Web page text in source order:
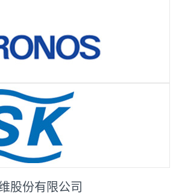
股份有限公司